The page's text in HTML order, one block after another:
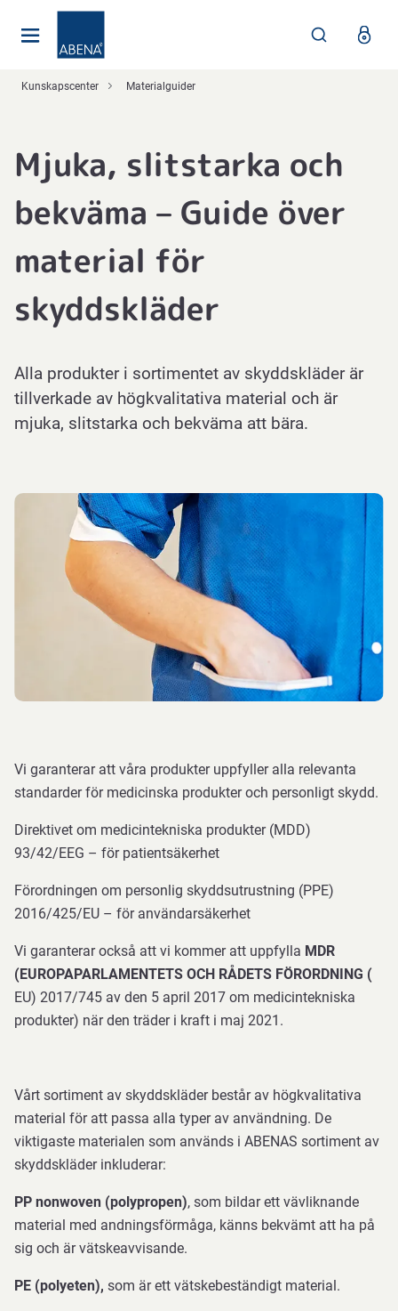
Kunskapscenter Materialguider
Mjuka, slitstarka och
bekväma – Guide över
material för
skyddskläder
Alla produkter i sortimentet av skyddskläder är
tillverkade av högkvalitativa material och är
mjuka, slitstarka och bekväma att bära.
Vi garanterar att våra produkter uppfyller alla relevanta
standarder för medicinska produkter och personligt skydd.
Direktivet om medicintekniska produkter (MDD)
93/42/EEG – för patientsäkerhet
Förordningen om personlig skyddsutrustning (PPE)
2016/425/EU – för användarsäkerhet
Vi garanterar också att vi kommer att uppfylla MDR
(EUROPAPARLAMENTETS OCH RÅDETS FÖRORDNING (
EU) 2017/745 av den 5 april 2017 om medicintekniska
produkter) när den träder i kraft i maj 2021.
Vårt sortiment av skyddskläder består av högkvalitativa
material för att passa alla typer av användning. De
viktigaste materialen som används i ABENAS sortiment av
skyddskläder inkluderar:
PP nonwoven (polypropen), som bildar ett vävliknande
material med andningsförmåga, känns bekvämt att ha på
sig och är vätskeavvisande.
PE (polyeten), som är ett vätskebeständigt material.